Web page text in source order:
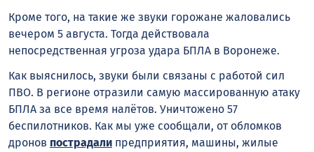
Кроме того, на такие же звуки горожане жаловались
вечером 5 августа. Тогда действовала
непосредственная угроза удара БПЛА в Воронеже.
Как выяснилось, звуки были связаны с работой сил
ПВО. В регионе отразили самую массированную атаку
БПЛА за все время налётов. Уничтожено 57
беспилотников. Как мы уже сообщали, от обломков
дронов пострадали предприятия, машины, жилые